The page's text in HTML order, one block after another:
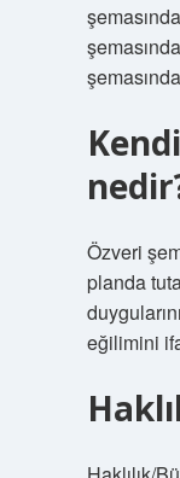
Özveri
planda
eğilimini